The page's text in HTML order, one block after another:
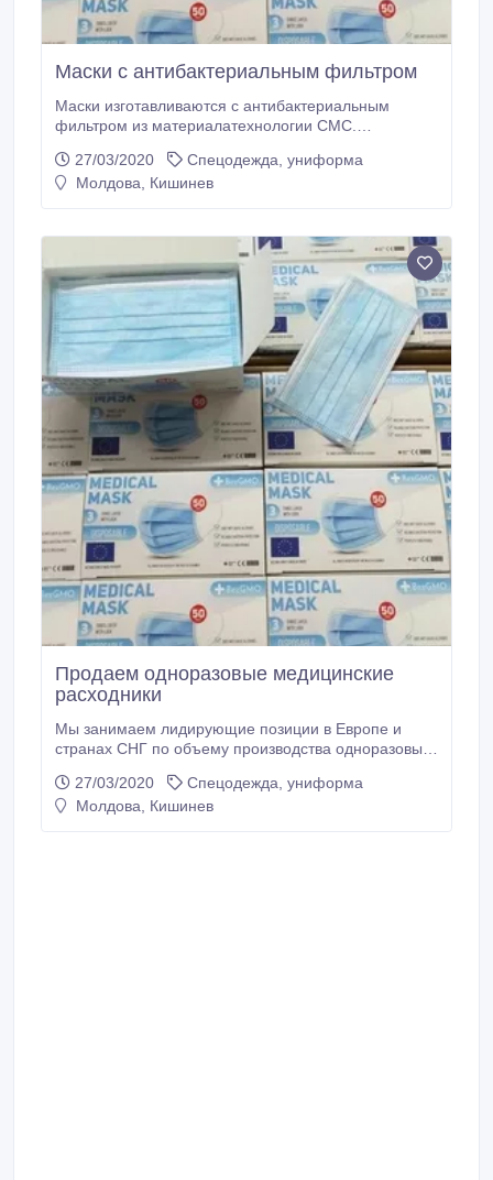
Маски с антибактериальным фильтром
Маски изготавливаются с антибактериальным
фильтром из материалатехнологии СМС.
слоев спанбонда и одного слоя мельтблауна.
Применение данной технологии позволяет
воздухопроницаемостью, они не прозрачны,
комфортны для ношения и не раздражают кожу.
27/03/2020
Спецодежда, униформа
Молдова, Кишинев
Продаем одноразовые медицинские
расходники
Мы занимаем лидирующие позиции в Европе и
странах СНГ по объему производства одноразовых
масок в год. Со все й продукцией вы можете
ознакомиться на сайте. Основным направлением
27/03/2020
Спецодежда, униформа
Молдова, Кишинев